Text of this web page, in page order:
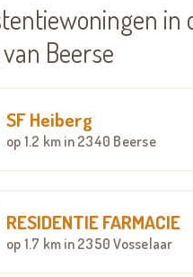
in
Beerse
SF Heiberg
op 1.2 km in 2340 Beerse
RESIDENTIE FARMACIE
op 1.7 km in 2350 Vosselaar